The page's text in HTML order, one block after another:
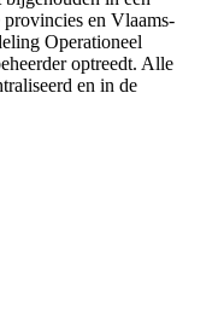
en Vlaams-
Operationeel
optreedt. Alle
en in de